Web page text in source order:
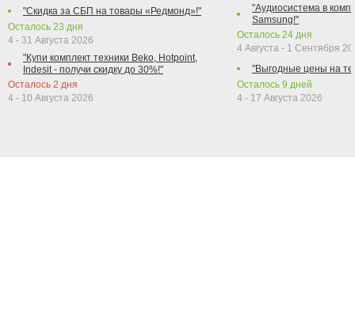
"Скидка за СБП на товары «Редмонд»!"
Осталось 23 дня
4 - 31 Августа 2026
"Купи комплект техники Beko, Hotpoint,
Indesit - получи скидку до 30%!"
Осталось 2 дня
4 - 10 Августа 2026
"Аудиосистема в
Samsung!"
Осталось 24 дня
4 Августа - 1 Сентября
"Выгодные цены на
Осталось 9 дней
4 - 17 Августа 2026